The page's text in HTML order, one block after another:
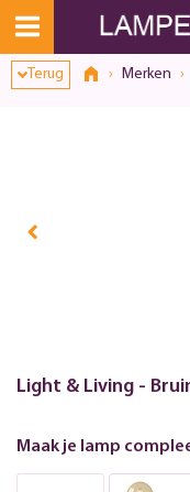
Terug Merken
Light & Living -
Maak je lamp